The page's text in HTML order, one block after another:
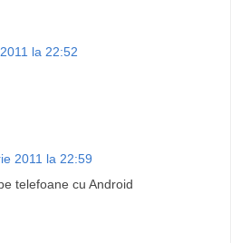
la 22:52
2011 la 22:59
telefoane cu Android